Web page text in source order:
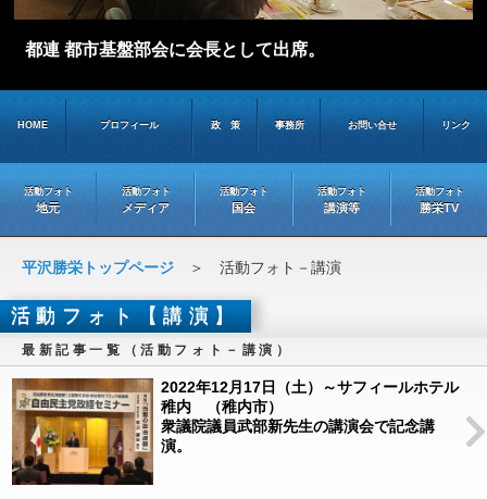
都連 都市基盤部会に会長として出席。
HOME プロフィール 政 策 事務所 お問い合せ リンク
活動フォト
地元
活動フォト
メディア
活動フォト
国会
活動フォト
講演等
活動フォト
勝栄TV
平沢勝栄トップページ ＞ 活動フォト－講演
活動フォト【講演】
最新記事一覧（活動フォト－講演）
2022年12月17日（土）～サフィールホテル
稚内 （稚内市）
衆議院議員武部新先生の講演会で記念講
演。